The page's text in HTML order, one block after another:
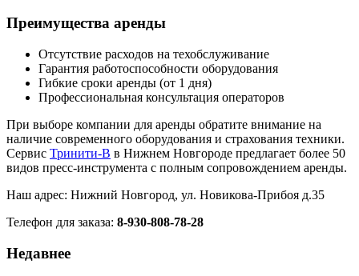
Преимущества аренды
Отсутствие расходов на техобслуживание
Гарантия работоспособности оборудования
Гибкие сроки аренды (от 1 дня)
Профессиональная консультация операторов
При выборе компании для аренды обратите внимание на
наличие современного оборудования и страхования техники.
Сервис Тринити-В в Нижнем Новгороде предлагает более 50
видов пресс-инструмента с полным сопровождением аренды.
Наш адрес: Нижний Новгород, ул. Новикова-Прибоя д.35
Телефон для заказа: 8-930-808-78-28
Недавнее